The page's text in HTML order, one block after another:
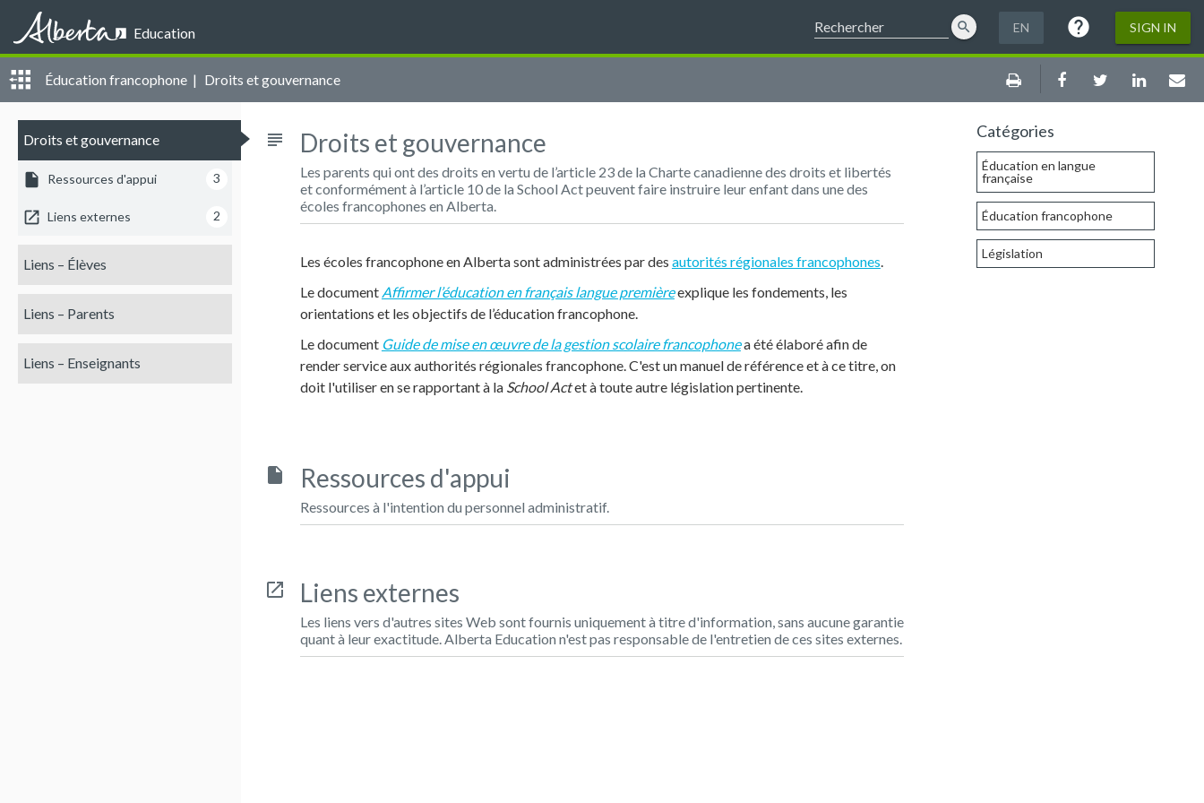
Alberta
Education EN help SIGN IN
search
Éducation francophone | Droits et gouvernance
Print Facebook
Droits et gouvernance
insert_drive_file Ressources d'appui 3
open_in_new Liens externes 2
Liens – Élèves
Liens – Parents
Liens – Enseignants
subject Droits et gouvernance
Les parents qui ont des droits en vertu de l’article 23 de la Charte canadienne des droits et libertés
et conformément à l’article 10 de la School Act peuvent faire instruire leur enfant dans une des
écoles francophones en Alberta.
Les écoles francophone en Alberta sont administrées par des autorités régionales francophones.
Le document Affirmer l’éducation en français langue premièreexplique les fondements, les
orientations et les objectifs de l’éducation francophone.
Le document Guide de mise en œuvre de la gestion scolaire francophonea été élaboré afin de
render service aux authorités régionales francophone. C'est un manuel de référence et à ce titre, on
doit l'utiliser en se rapportant à la School Actetà toute autre législation pertinente.
insert_drive_file Ressources d'appui
Ressources à l'intention du personnel administratif.
open_in_new Liens externes
Les liens vers d'autres sites Web sont fournis uniquement à titre d'information, sans aucune garantie
quant à leur exactitude. Alberta Education n'est pas responsable de l'entretien de ces sites externes.
Catégories
Éducation en langue
française
Éducation francophone
Législation